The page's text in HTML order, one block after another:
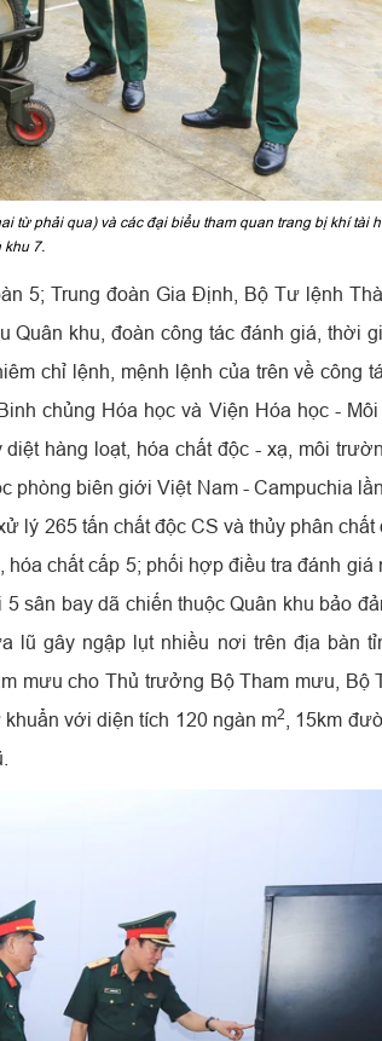
từ phải qua) và các đại biểu tham quan trang bị khí tài
khu 7.
5; Trung đoàn Gia Định, Bộ Tư lệnh
Quân khu, đoàn công tác đánh giá, thời
chỉ lệnh, mệnh lệnh của trên về công
chủng Hóa học và Viện Hóa học -
hàng loạt, hóa chất độc - xạ, môi
phòng biên giới Việt Nam - Campuchia
lý 265 tấn chất độc CS và thủy phân chất
chất cấp 5; phối hợp điều tra đánh giá
sân bay dã chiến thuộc Quân khu bảo
lũ gây ngập lụt nhiều nơi trên địa bàn
mưu cho Thủ trưởng Bộ Tham mưu, Bộ
với diện tích 120 ngàn m2
, 15km